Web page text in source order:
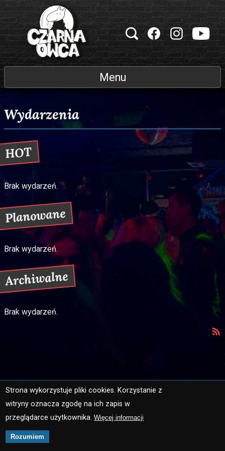
Przejdź do treści
Klub muzyczny Czarna Owca
Menu
Wydarzenia
HOT
Brak wydarzeń.
Planowane
Brak wydarzeń.
Archiwalne
Brak wydarzeń.
Strona główna
Mapa strony
Ochrona danych osobowych
Strona wykorzystuje pliki cookies. Korzystanie z
witryny oznacza zgodę na ich zapis w
przeglądarce użytkownika. Więcej informacji
Rozumiem